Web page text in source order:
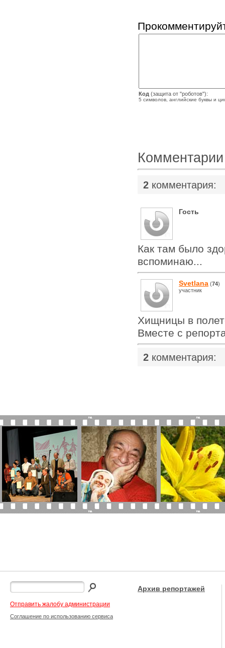
Код (защита от "роботов"):
5 символов, английские буквы и
Комментарии
2 комментария:
Гость
Как там было
вспоминаю...
Svetlana (74)
участник
Хищницы в
Вместе с
2 комментария:
Отправить жалобу администрации
Соглашение по использованию сервиса
Архив репортажей